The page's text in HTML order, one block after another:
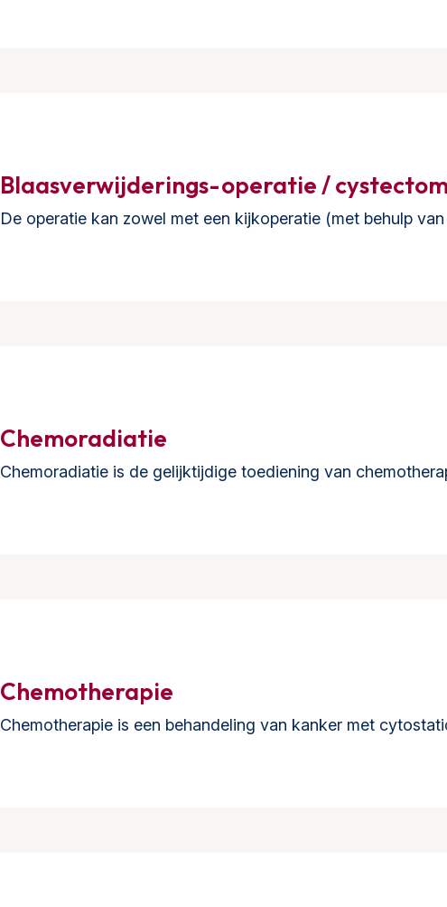
Blaasverwijderings-operatie /
De operatie kan zowel met een kijkoperatie (met behulp
Chemoradiatie
Chemoradiatie is de gelijktijdige toediening van
Chemotherapie
Chemotherapie is een behandeling van kanker met